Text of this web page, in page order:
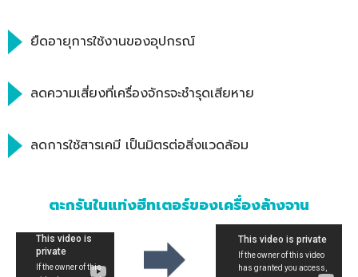
ยืดอายุการใช้งานของอุปกรณ์​
ลดความเสี่ยงที่เครื่องจักรจะชำรุดเสียหาย
ลดการใช้สารเคมี เป็นมิตรต่อสิ่งแวดล้อม​
ตะกรันในแท่งฮีทเตอร์ของเครื่องล้างจาน